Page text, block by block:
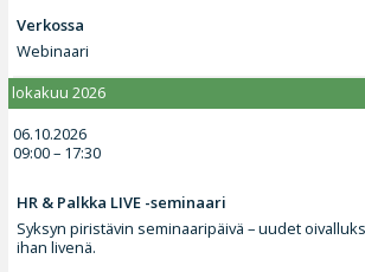
Verkossa
Webinaari
lokakuu 2026
06.10.2026
09:00 – 17:30
HR & Palkka LIVE -seminaari
Syksyn piristävin seminaaripäivä – uudet
ihan livenä.